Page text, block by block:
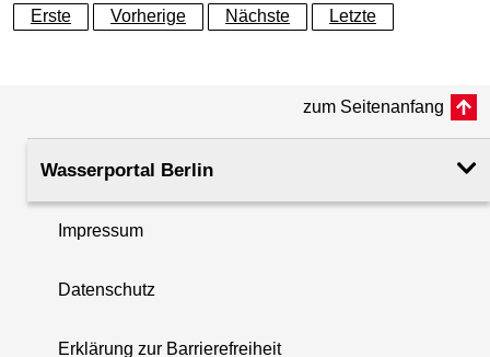
Erste
Vorherige Nächste Letzte
zum Seitenanfang
Wasserportal Berlin
Impressum
Datenschutz
Erklärung zur Barrierefreiheit